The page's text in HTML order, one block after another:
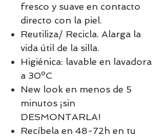
fresco y suave en contacto
directo con la piel.
Reutiliza/ Recicla. Alarga la
vida útil de la silla.
Higiénica: lavable en lavadora
a 30ºC
New look en menos de 5
minutos ¡sin
DESMONTARLA!
Recíbela en 48-72h en tu